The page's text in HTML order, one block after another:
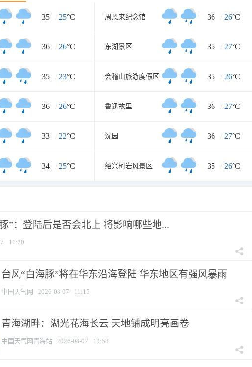
35 / 25°C 周恩来纪念馆 36 / 26°C
36 / 26°C 东湖景区 35 / 27°C
35 / 23°C 会稽山旅游度假区 35 / 26°C
36 / 26°C 鲁迅故里 36 / 27°C
33 / 22°C 沈园 36 / 27°C
34 / 25°C 绍兴柯岩风景区 35 / 26°C
”：登陆后是否会北上 将影响哪些地...
11:20
台风“白海豚”将在华东沿海登陆 华东地区有强风暴雨
中国天气网 2026-08-07 11:15
青海湖畔：湖光花海长云 天地铺成明亮画卷
中国天气网青海站 2026-08-07 10:58